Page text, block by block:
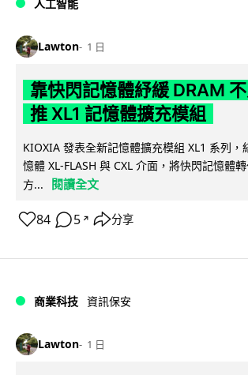
人工智能
Lawton 1 日
靠快閃記憶體紓緩 DRAM
推 XL1 記憶體擴充模組
KIOXIA 發表全新記憶體擴充模組 XL1 系列，
憶體 XL-FLASH 與 CXL 介面，將快閃記憶體
方...
閱讀全文
84 5 ↗ 分享
商業科技 資訊保安
Lawton 1 日